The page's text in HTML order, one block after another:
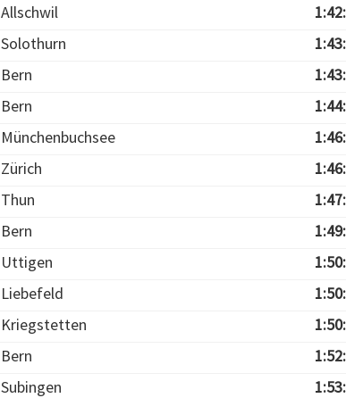
Allschwil
Solothurn
Bern
Bern
Münchenbuchsee
Zürich
Thun
Bern
Uttigen
Liebefeld
Kriegstetten
Bern
Subingen